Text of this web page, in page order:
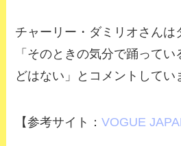
チャーリー・ダミリオさんは
「そのときの気分で踊って
どはない」とコメントしてい
【参考サイト：VOGUE